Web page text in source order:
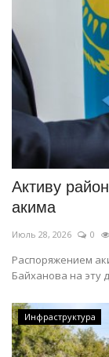
Активу
акима
Июль 28, 2026 0
Распоряжением
Байханова на эту
Инфраструктура